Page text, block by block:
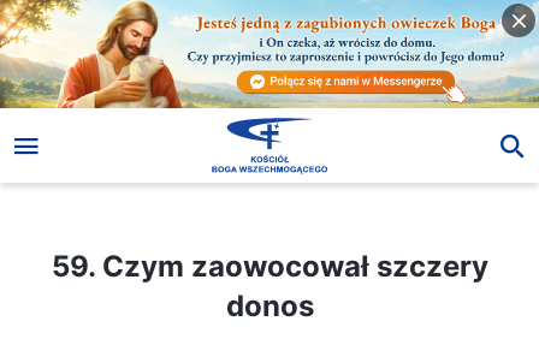
59. Czym zaowocował szczery donos
59. Czym zaowocował szczery
donos